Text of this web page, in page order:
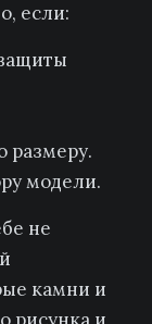
если:
размеру.
модели.
не
камни и